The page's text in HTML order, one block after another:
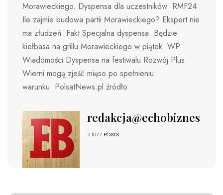
Morawieckiego. Dyspensa dla uczestników RMF24
Ile zajmie budowa partii Morawieckiego? Ekspert nie
ma złudzeń Fakt Specjalna dyspensa. Będzie
kiełbasa na grillu Morawieckiego w piątek WP
Wiadomości Dyspensa na festiwalu Rozwój Plus.
Wierni mogą zjeść mięso po spełnieniu
warunku PolsatNews.pl źródło
redakcja@echobiznesu.pl
21077 POSTS